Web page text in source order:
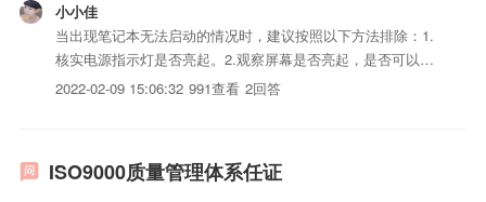
小小佳
当出现笔记本无法启动的情况时，建议按照以下方法排除：1.
核实电源指示灯是否亮起。2.观察屏幕是否亮起，是否可以看
到蓝色背景的三星其他体系画面。3.若可以看到三星其他体系
2022-02-09 15:06:32 991查看 2回答
ISO9000质量管理体系任证